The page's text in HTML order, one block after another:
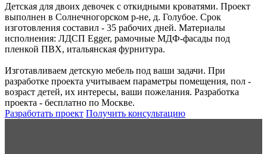
Детская для двоих девочек с откидными кроватями. Проект
выполнен в Солнечногорском р-не, д. Голубое. Срок
изготовления составил - 35 рабочих дней. Материалы
исполнения: ЛДСП Egger, рамочные МДФ-фасады под
пленкой ПВХ, итальянская фурнитура.
Изготавливаем детскую мебель под ваши задачи. При
разработке проекта учитываем параметры помещения, пол -
возраст детей, их интересы, ваши пожелания. Разработка
проекта - бесплатно по Москве.
Разработать проект Получить консультацию